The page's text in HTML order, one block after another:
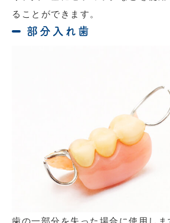
ることができます。
部分入れ歯
歯の一部分を失った場合に使用し